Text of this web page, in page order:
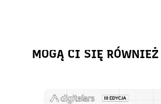
MOGĄ CI SIĘ RÓWNIEŻ